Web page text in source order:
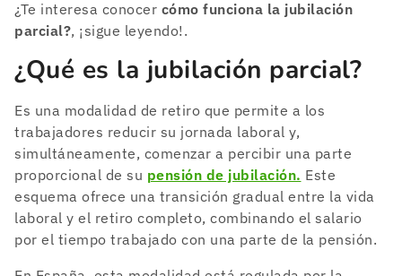
¿Te interesa conocer cómo funciona la jubilación
parcial?, ¡sigue leyendo!.
¿Qué es la jubilación parcial?
Es una modalidad de retiro que permite a los
trabajadores reducir su jornada laboral y,
simultáneamente, comenzar a percibir una parte
proporcional de su pensión de jubilación. Este
esquema ofrece una transición gradual entre la vida
laboral y el retiro completo, combinando el salario
por el tiempo trabajado con una parte de la pensión.